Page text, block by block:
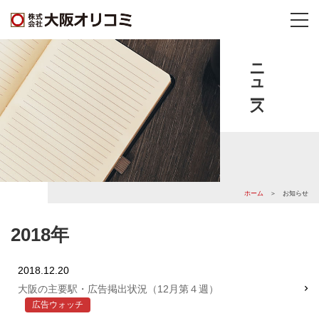
ニュース
ホーム ＞ お知らせ
2018年
2018.12.20
大阪の主要駅・広告掲出状況（12月第４週）
広告ウォッチ